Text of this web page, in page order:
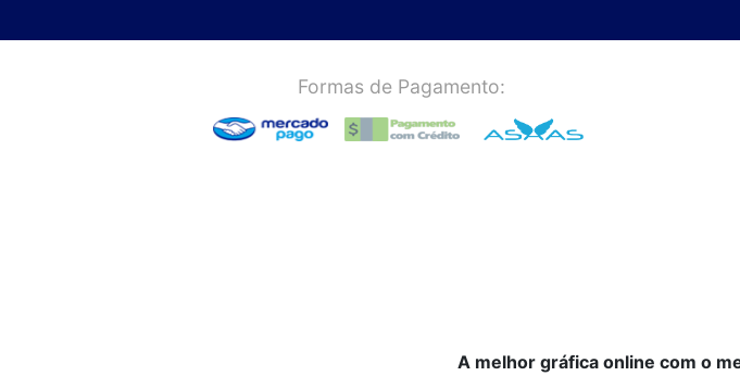
Formas de Pagamento:
A melhor gráfica online com o